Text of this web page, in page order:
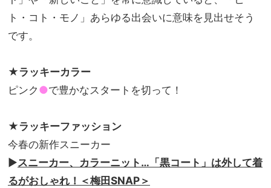
ト・コト・モノ」あらゆる出会いに意味を見出せそう
です。
★ラッキーカラー
ピンク●で豊かなスタートを切って！
★ラッキーファッション
今春の新作スニーカー
▶︎スニーカー、カラーニット…「黒コート」は外して着
るがおしゃれ！＜梅田SNAP＞